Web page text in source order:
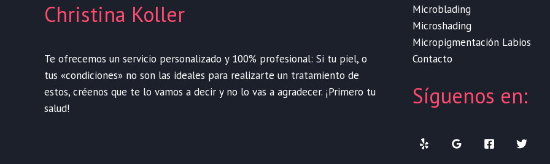
Christina Koller
Te ofrecemos un servicio personalizado y 100% profesional: Si tu piel, o
tus «condiciones» no son las ideales para realizarte un tratamiento de
estos, créenos que te lo vamos a decir y no lo vas a agradecer. ¡Primero tu
salud!
Microblading
Microshading
Micropigmentación Labios
Contacto
Síguenos en: